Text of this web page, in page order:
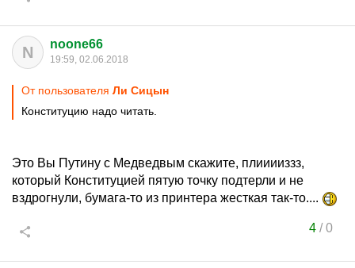
N noone66
19:59, 02.06.2018
От пользователя Ли Сицын
Конституцию надо читать.
Это Вы Путину с Медведвым скажите, плииииззз,
который Конституцией пятую точку подтерли и не
вздрогнули, бумага-то из принтера жесткая так-то....
4/0